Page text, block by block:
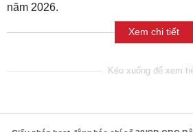
năm 2026.
Xem chi tiết